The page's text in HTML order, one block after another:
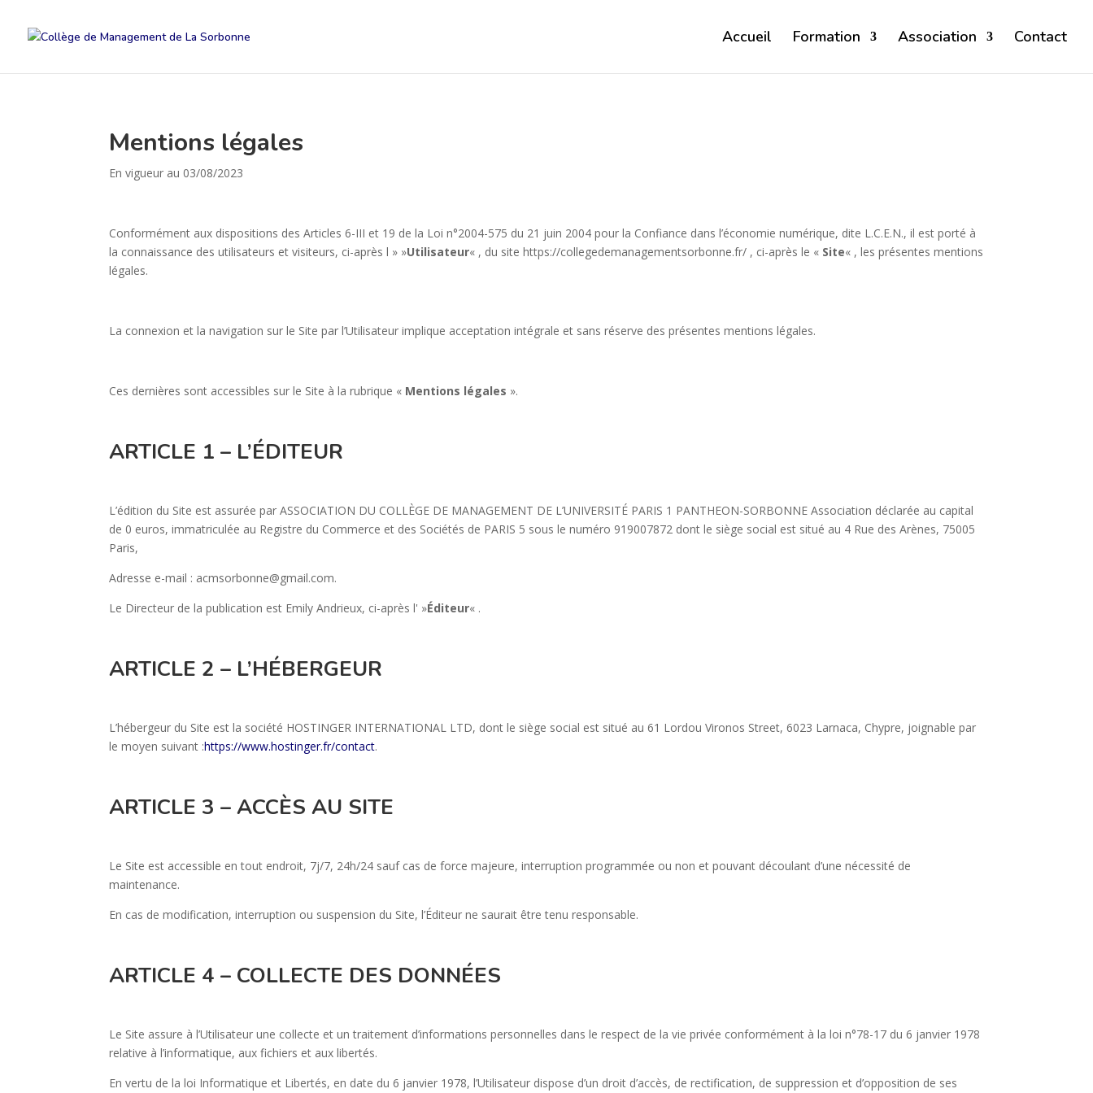
Accueil Formation Association Contact
Mentions légales
En vigueur au 03/08/2023
Conformément aux dispositions des Articles 6-III et 19 de la Loi n°2004-575 du 21 juin 2004 pour la Confiance dans l’économie numérique, dite L.C.E.N., il est porté à
la connaissance des utilisateurs et visiteurs, ci-après l » »Utilisateur« , du site https://collegedemanagementsorbonne.fr/ , ci-après le « Site« , les présentes mentions
légales.
La connexion et la navigation sur le Site par l’Utilisateur implique acceptation intégrale et sans réserve des présentes mentions légales.
Ces dernières sont accessibles sur le Site à la rubrique « Mentions légales ».
ARTICLE 1 – L’ÉDITEUR
L’édition du Site est assurée par ASSOCIATION DU COLLÈGE DE MANAGEMENT DE L’UNIVERSITÉ PARIS 1 PANTHEON-SORBONNE Association déclarée au capital
de 0 euros, immatriculée au Registre du Commerce et des Sociétés de PARIS 5 sous le numéro 919007872 dont le siège social est situé au 4 Rue des Arènes, 75005
Paris,
Adresse e-mail : acmsorbonne@gmail.com.
Le Directeur de la publication est Emily Andrieux, ci-après l' »Éditeur« .
ARTICLE 2 – L’HÉBERGEUR
L’hébergeur du Site est la société HOSTINGER INTERNATIONAL LTD, dont le siège social est situé au 61 Lordou Vironos Street, 6023 Larnaca, Chypre, joignable par
le moyen suivant :https://www.hostinger.fr/contact.
ARTICLE 3 – ACCÈS AU SITE
Le Site est accessible en tout endroit, 7j/7, 24h/24 sauf cas de force majeure, interruption programmée ou non et pouvant découlant d’une nécessité de
maintenance.
En cas de modification, interruption ou suspension du Site, l’Éditeur ne saurait être tenu responsable.
ARTICLE 4 – COLLECTE DES DONNÉES
Le Site assure à l’Utilisateur une collecte et un traitement d’informations personnelles dans le respect de la vie privée conformément à la loi n°78-17 du 6 janvier 1978
relative à l’informatique, aux fichiers et aux libertés.
En vertu de la loi Informatique et Libertés, en date du 6 janvier 1978, l’Utilisateur dispose d’un droit d’accès, de rectification, de suppression et d’opposition de ses